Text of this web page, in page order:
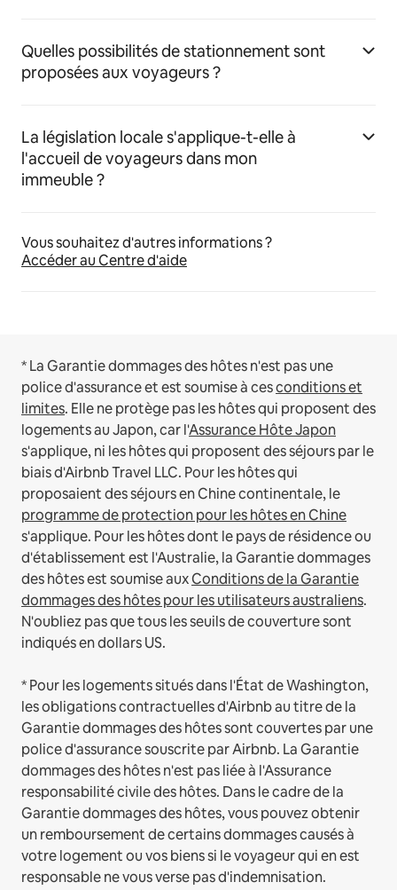
Quelles possibilités de stationnement sont
proposées aux voyageurs ?
La législation locale s'applique-t-elle à
l'accueil de voyageurs dans mon
immeuble ?
Vous souhaitez d'autres informations ?
Accéder au Centre d'aide
* La Garantie dommages des hôtes n'est pas une
police d'assurance et est soumise à cesconditions et
limites. Elle ne protège pas les hôtes qui proposent des
logements au Japon, car l'Assurance Hôte Japon
s'applique, ni les hôtes qui proposent des séjours par le
biais d'Airbnb Travel LLC. Pour les hôtes qui
proposaient des séjours en Chine continentale, le
programme de protection pour les hôtes en Chine
s'applique. Pour les hôtes dont le pays de résidence ou
d'établissement est l'Australie, la Garantie dommages
des hôtes est soumise auxConditions de la Garantie
dommages des hôtes pour les utilisateurs australiens.
N'oubliez pas que tous les seuils de couverture sont
indiqués en dollars US.
* Pour les logements situés dans l'État de Washington,
les obligations contractuelles d'Airbnb au titre de la
Garantie dommages des hôtes sont couvertes par une
police d'assurance souscrite par Airbnb. La Garantie
dommages des hôtes n'est pas liée à l'Assurance
responsabilité civile des hôtes. Dans le cadre de la
Garantie dommages des hôtes, vous pouvez obtenir
un remboursement de certains dommages causés à
votre logement ou vos biens si le voyageur qui en est
responsable ne vous verse pas d'indemnisation.